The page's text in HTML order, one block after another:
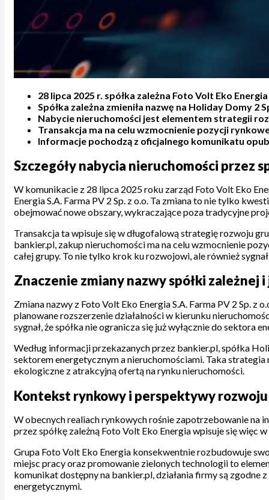
28 lipca 2025 r. spółka zależna Foto Volt Eko
Spółka zależna zmieniła nazwę na Holiday Domy 2
Nabycie nieruchomości jest elementem strategii
Transakcja ma na celu wzmocnienie pozycji
Informacje pochodzą z oficjalnego komunikatu
Szczegóły nabycia nieruchomości przez
W komunikacie z 28 lipca 2025 roku zarząd Foto Volt Eko
Energia S.A. Farma PV 2 Sp. z o.o. Ta zmiana to nie tylko
obejmować nowe obszary, wykraczające poza tradycyjne
Transakcja ta wpisuje się w długofalową strategię rozwoju
bankier.pl, zakup nieruchomości ma na celu wzmocnienie
całej grupy. To nie tylko krok ku rozwojowi, ale również
Znaczenie zmiany nazwy spółki zależnej
Zmiana nazwy z Foto Volt Eko Energia S.A. Farma PV 2 Sp.
planowane rozszerzenie działalności w kierunku
sygnał, że spółka nie ogranicza się już wyłącznie do
Według informacji przekazanych przez bankier.pl, spółka
sektorem energetycznym a nieruchomościami. Taka
ekologiczne z atrakcyjną ofertą na rynku nieruchomości.
Kontekst rynkowy i perspektywy
W obecnych realiach rynkowych rośnie zapotrzebowanie na
przez spółkę zależną Foto Volt Eko Energia wpisuje się
Grupa Foto Volt Eko Energia konsekwentnie rozbudowuje
miejsc pracy oraz promowanie zielonych technologii to
komunikat dostępny na bankier.pl, działania firmy są
energetycznymi.